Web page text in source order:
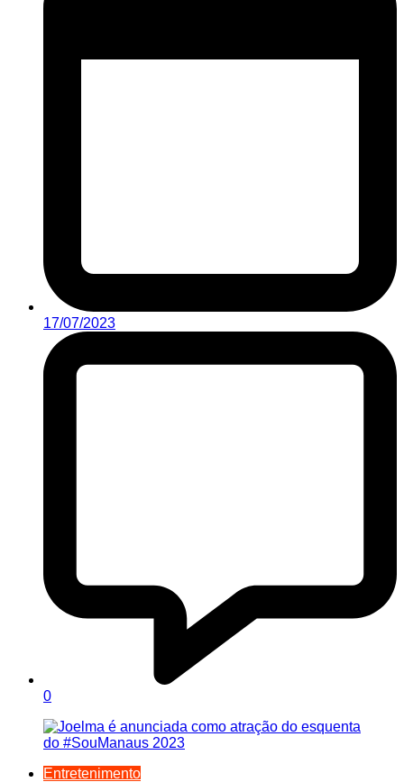
17/07/2023
0
Entretenimento